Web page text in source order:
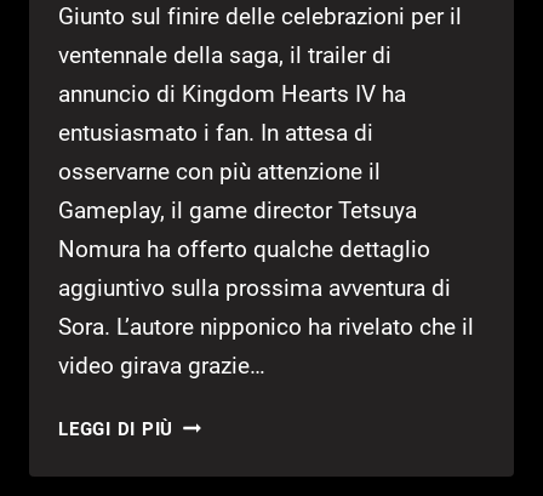
Giunto sul finire delle celebrazioni per il
ventennale della saga, il trailer di
annuncio di Kingdom Hearts IV ha
entusiasmato i fan. In attesa di
osservarne con più attenzione il
Gameplay, il game director Tetsuya
Nomura ha offerto qualche dettaglio
aggiuntivo sulla prossima avventura di
Sora. L’autore nipponico ha rivelato che il
video girava grazie…
LEGGI DI PIÙ KINGDOM
IV